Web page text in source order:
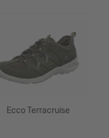
Ecco Terracruise